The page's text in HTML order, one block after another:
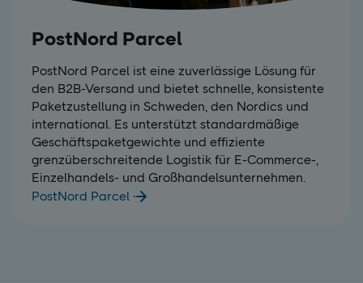
PostNord Parcel
PostNord Parcel ist eine zuverlässige Lösung für
den B2B-Versand und bietet schnelle, konsistente
Paketzustellung in Schweden, den Nordics und
international. Es unterstützt standardmäßige
Geschäftspaketgewichte und effiziente
grenzüberschreitende Logistik für E-Commerce-,
Einzelhandels- und Großhandelsunternehmen.
PostNord Parcel